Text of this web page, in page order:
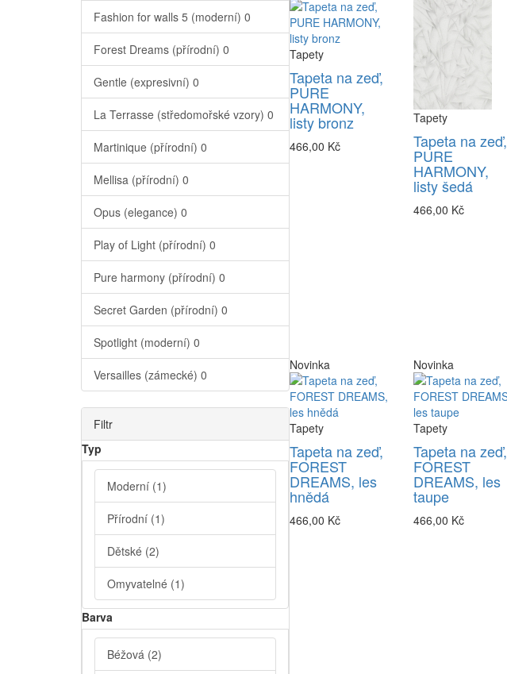
Fashion for walls 5 (moderní) 0
Forest Dreams (přírodní) 0
Gentle (expresivní) 0
La Terrasse (středomořské vzory) 0
Martinique (přírodní) 0
Mellisa (přírodní) 0
Opus (elegance) 0
Play of Light (přírodní) 0
Pure harmony (přírodní) 0
Secret Garden (přírodní) 0
Spotlight (moderní) 0
Versailles (zámecké) 0
Filtr
Typ
Moderní (1)
Přírodní (1)
Dětské (2)
Omyvatelné (1)
Barva
Béžová (2)
Tapety
Tapeta na zeď,
PURE
HARMONY,
listy bronz
466,00 Kč
Tapety
Tapeta na zeď,
PURE
HARMONY,
listy šedá
466,00 Kč
Novinka
Tapety
Tapeta na zeď,
FOREST
DREAMS, les
hnědá
466,00 Kč
Novinka
Tapety
Tapeta na zeď,
FOREST
DREAMS, les
taupe
466,00 Kč